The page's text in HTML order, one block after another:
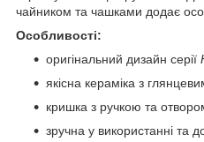
чайником та чашками додає
Особливості:
оригінальний дизайн серії
якісна кераміка з
кришка з ручкою та
зручна у використанні та